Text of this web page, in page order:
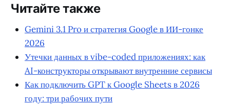
Читайте также
Gemini 3.1 Pro и стратегия Google в ИИ-гонке
2026
Утечки данных в vibe-coded приложениях: как
AI-конструкторы открывают внутренние сервисы
Как подключить GPT к Google Sheets в 2026
году: три рабочих пути